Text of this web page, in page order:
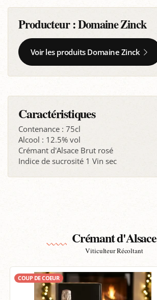
Producteur :Domaine Zinck
Voir les produits Domaine Zinck
Caractéristiques
Contenance : 75cl
Alcool : 12.5% vol
Crémant d'Alsace Brut rosé
Indice de sucrosité 1 Vin sec
Crémant d'Alsace
Viticulteur Récoltant
COUP DE COEUR